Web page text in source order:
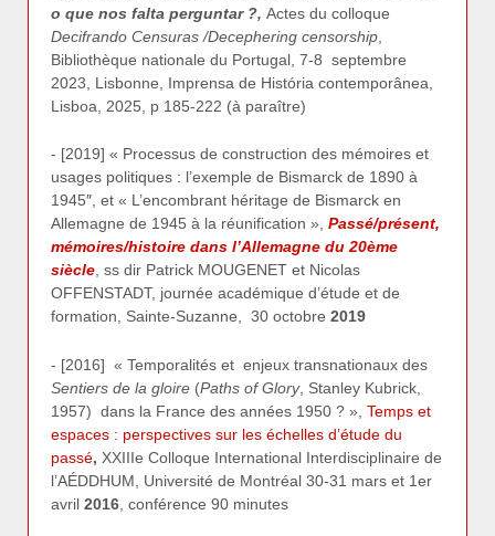
o que nos falta perguntar ?, Actes du colloque
Decifrando Censuras /Decephering censorship
Bibliothèque nationale du Portugal, 7-8 septembre
2023, Lisbonne, Imprensa de História contemporânea,
Lisboa, 2025, p 185-222 (à paraître)
- [2019] « Processus de construction des mémoires et
usages politiques : l’exemple de Bismarck de 1890 à
1945″, et « L’encombrant héritage de Bismarck en
Allemagne de 1945 à la réunification », Passé/présent,
mémoires/histoire dans l’Allemagne du 20ème
siècle , ss dir Patrick MOUGENET et Nicolas
OFFENSTADT, journée académique d’étude et de
formation, Sainte-Suzanne, 30 octobre 2019
- [2016] « Temporalités et enjeux transnationaux des
Sentiers de la gloire (Paths of Glory, Stanley Kubrick,
1957) dans la France des années 1950 ? », Temps et
espaces : perspectives sur les échelles d’étude du
passé, XXIIIe Colloque International Interdisciplinaire de
l’AÉDDHUM, Université de Montréal 30-31 mars et 1er
avril 2016 , conférence 90 minutes